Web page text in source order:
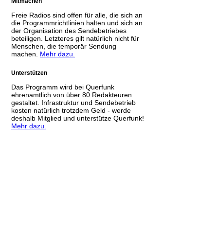
Freie Radios sind offen für alle, die sich an
die Programmrichtlinien halten und sich an
der Organisation des Sendebetriebes
beteiligen. Letzteres gilt natürlich nicht für
Menschen, die temporär Sendung
machen. Mehr dazu.
Unterstützen
Das Programm wird bei Querfunk
ehrenamtlich von über 80 Redakteuren
gestaltet. Infrastruktur und Sendebetrieb
kosten natürlich trotzdem Geld - werde
deshalb Mitglied und unterstütze Querfunk!
Mehr dazu.